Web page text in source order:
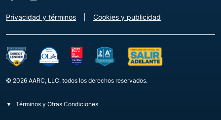
Footer - Extra Links [v3]
Privacidad y términos Cookies y publicidad
© 2026 AARC, LLC. todos los derechos reservados.
Términos y Otras Condiciones